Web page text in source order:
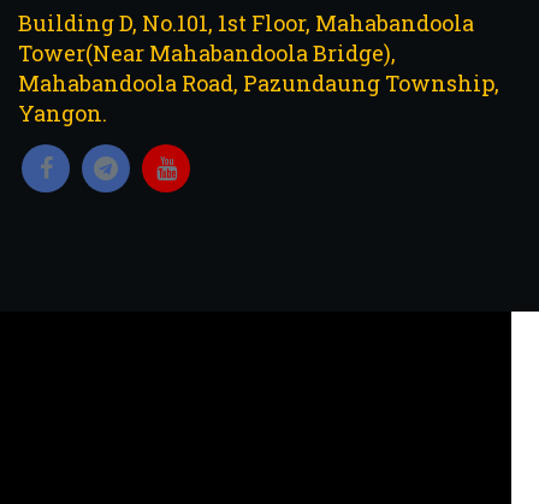
Building D, No.101, 1st Floor, Mahabandoola
Tower(Near Mahabandoola Bridge),
Mahabandoola Road, Pazundaung Township,
Yangon.